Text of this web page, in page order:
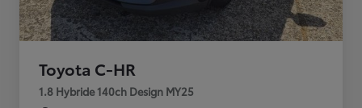
Toyota C-HR
1.8 Hybride 140ch Design MY25